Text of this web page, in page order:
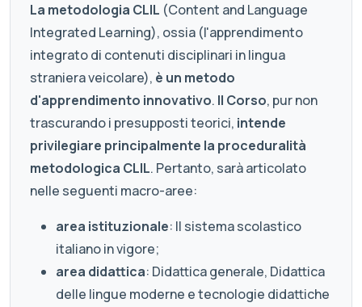
La metodologia CLIL (Content and Language
Integrated Learning), ossia (l'apprendimento
integrato di contenuti disciplinari in lingua
straniera veicolare), è un metodo
d'apprendimento innovativo. Il Corso, pur non
trascurando i presupposti teorici, intende
privilegiare principalmente la proceduralità
metodologica CLIL. Pertanto, sarà articolato
nelle seguenti macro-aree:
area istituzionale: Il sistema scolastico
italiano in vigore;
area didattica: Didattica generale, Didattica
delle lingue moderne e tecnologie didattiche